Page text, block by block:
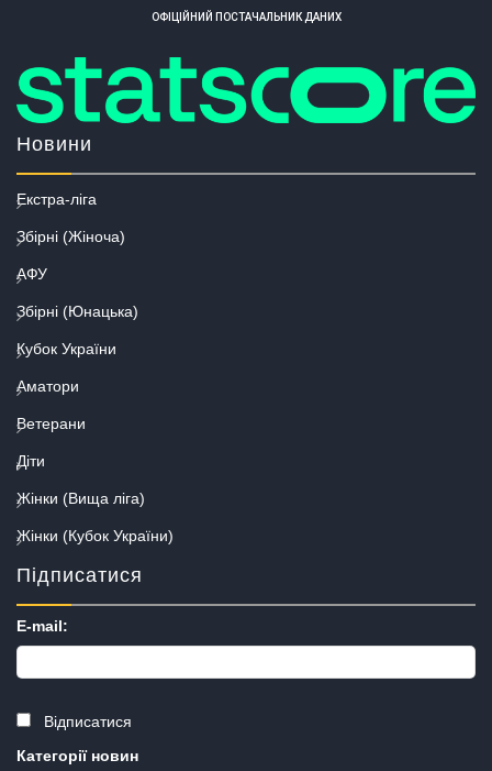
ОФІЦІЙНИЙ ПОСТАЧАЛЬНИК ДАНИХ
Новини
Екстра-ліга
Збірні (Жіноча)
АФУ
Збірні (Юнацька)
Кубок України
Аматори
Ветерани
Діти
Жінки (Вища ліга)
Жінки (Кубок України)
Підписатися
E-mail:
Відписатися
Категорії новин